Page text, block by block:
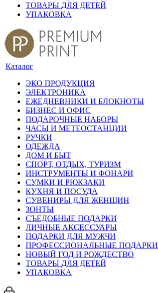
ТОВАРЫ ДЛЯ ДЕТЕЙ
УПАКОВКА
Каталог
ЭКО ПРОДУКЦИЯ
ЭЛЕКТРОНИКА
ЕЖЕДНЕВНИКИ И БЛОКНОТЫ
БИЗНЕС И ОФИС
ПОДАРОЧНЫЕ НАБОРЫ
ЧАСЫ И МЕТЕОСТАНЦИИ
РУЧКИ
ОДЕЖДА
ДОМ И БЫТ
СПОРТ, ОТДЫХ, ТУРИЗМ
ИНСТРУМЕНТЫ И ФОНАРИ
СУМКИ И РЮКЗАКИ
КУХНЯ И ПОСУДА
СУВЕНИРЫ ДЛЯ ЖЕНЩИН
ЗОНТЫ
СЪЕДОБНЫЕ ПОДАРКИ
ЛИЧНЫЕ АКСЕССУАРЫ
ПОДАРКИ ДЛЯ МУЖЧИ
ПРОФЕССИОНАЛЬНЫЕ ПОДАРКИ
НОВЫЙ ГОД И РОЖДЕСТВО
ТОВАРЫ ДЛЯ ДЕТЕЙ
УПАКОВКА